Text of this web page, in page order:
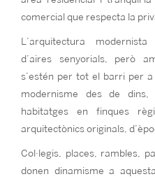
comercial que respecta la
L’arquitectura
d’aires senyorials, però
s’estén per tot el barri per a
modernisme des de
habitatges en finques
arquitectònics originals,
Col·legis, places, rambles,
donen dinamisme a